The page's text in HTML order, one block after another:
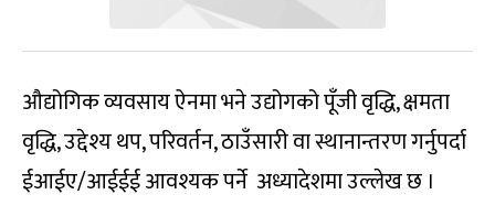
औद्योगिक व्यवसाय ऐनमा भने उद्योगको पूँजी वृद्धि, क्षमता
वृद्धि, उद्देश्य थप, परिवर्तन, ठाउँसारी वा स्थानान्तरण गर्नुपर्दा
ईआईए/आईईई आवश्यक पर्ने अध्यादेशमा उल्लेख छ ।